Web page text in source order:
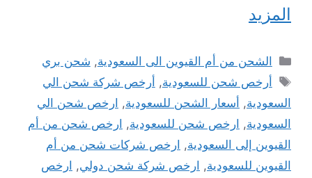
المزيد
التصنيفات
الشحن من أم القيوين الى السعودية, شحن بري
الوسوم
أرخص شحن للسعودية, أرخص شركة شحن الي
السعودية, أسعار الشحن للسعودية, ارخص شحن الي
السعودية, ارخص شحن للسعودية, ارخص شحن من أم
القيوين إلى السعودية, ارخص شركات شحن من أم
القيوين للسعودية, ارخص شركة شحن دولي, ارخص